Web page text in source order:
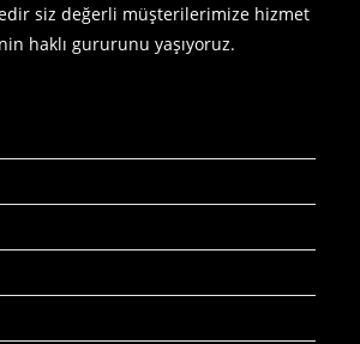
siz değerli müşterilerimize hizmet
haklı gururunu yaşıyoruz.